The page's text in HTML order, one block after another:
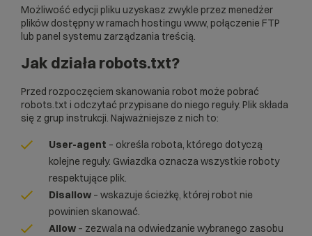
Możliwość edycji pliku uzyskasz zwykle przez menedżer
plików dostępny w ramach hostingu www, połączenie FTP
lub panel systemu zarządzania treścią.
Jak działa robots.txt?
Przed rozpoczęciem skanowania robot może pobrać
robots.txt i odczytać przypisane do niego reguły. Plik składa
się z grup instrukcji. Najważniejsze z nich to:
User-agent – określa robota, którego dotyczą
kolejne reguły. Gwiazdka oznacza wszystkie roboty
respektujące plik.
Disallow – wskazuje ścieżkę, której robot nie
powinien skanować.
Allow – zezwala na odwiedzanie wybranego zasobu